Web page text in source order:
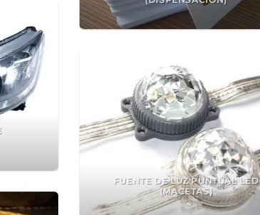
FUENTE DE LUZ PUNTUAL LED
(MACETAS)